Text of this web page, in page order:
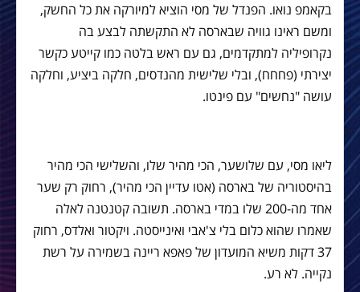
בקאמפ נואו. הפנדל של מסי הוציא למיורקה את כל החשק,
ומשם ראינו גוויה שבארסה לא התקשתה לבצע בה
נקרופיליה למתקדמים, גם עם ראש בלטה כמו קייטע כקשר
יצירתי (פחחח), ובלי שלישית מהנדסים, חלקה ביציע, וחלקה
עושה "נחשים" עם פינטו.
ליאו מסי, עם שלושער, הכי מהיר שלו, והשלישי הכי מהיר
בהיסטוריה של בארסה (אטו עדיין הכי מהיר), רחוק רק שער
אחד מה-200 שלו במדי בארסה. תשובה קטנטנה לאלה
שאמרו שהוא כלום בלי צ'אבי ואינייסטה. ויקטור ואלדס, רחוק
37 דקות משיא המועדון של פאפא ריינה בשמירה על רשת
נקייה. לא רע.